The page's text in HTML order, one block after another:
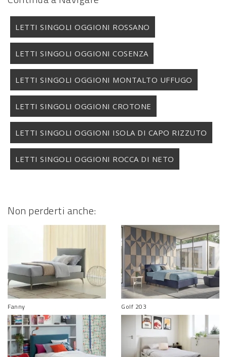
LETTI SINGOLI OGGIONI ROSSANO
LETTI SINGOLI OGGIONI COSENZA
LETTI SINGOLI OGGIONI MONTALTO UFFUGO
LETTI SINGOLI OGGIONI CROTONE
LETTI SINGOLI OGGIONI ISOLA DI CAPO RIZZUTO
LETTI SINGOLI OGGIONI ROCCA DI NETO
Non perderti anche:
Fanny Golf 203